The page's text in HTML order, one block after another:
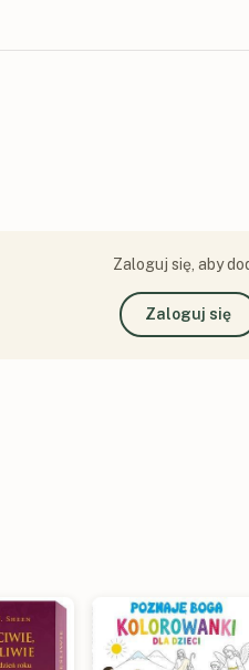
Zaloguj się, aby
Zaloguj się